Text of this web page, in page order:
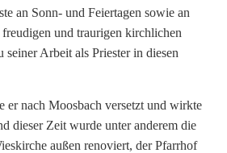
an Sonn- und Feiertagen sowie an
und traurigen kirchlichen
seiner Arbeit als Priester in diesen
er nach Moosbach versetzt und wirkte
dieser Zeit wurde unter anderem die
außen renoviert, der Pfarrhof